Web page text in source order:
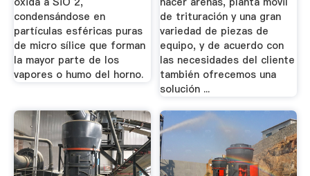
condensándose en
partículas esféricas puras
de micro sílice que forman
la mayor parte de los
vapores o humo del horno.
de trituración y una gran
variedad de piezas de
equipo, y de acuerdo con
las necesidades del cliente
también ofrecemos una
solución ...